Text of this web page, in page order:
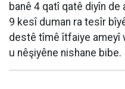
banê 4 qatî qatê diyîn de
9 kesî duman ra tesîr
destê tîmê îtfaiye ameyî
u nêşiyêne nishane bibe.